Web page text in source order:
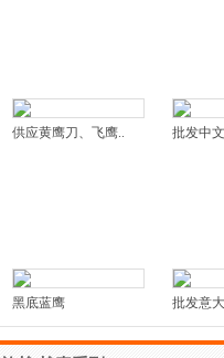
供应黄鹰刀、飞鹰.. 批发中
黑底蓝鹰 批发意